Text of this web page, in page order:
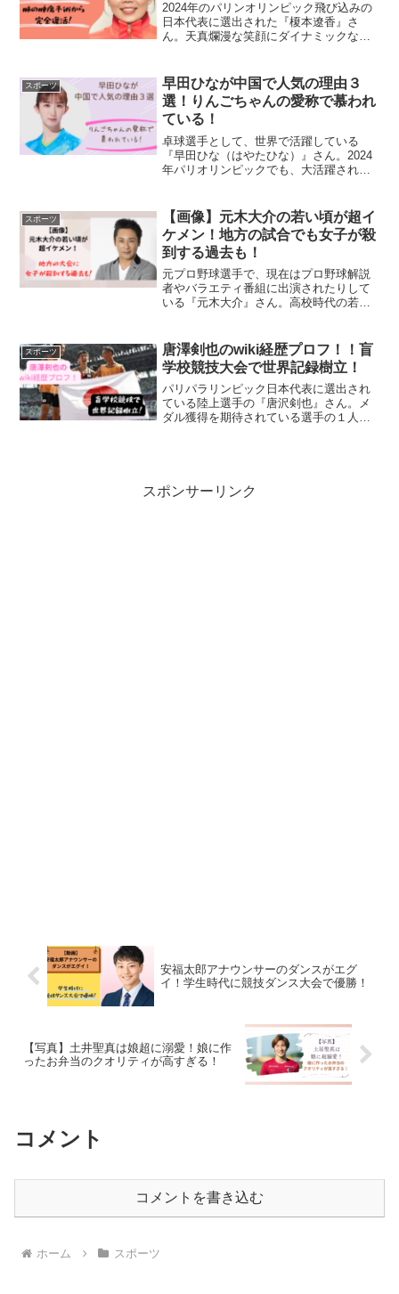
2024年のパリンオリンピック飛び込みの
日本代表に選出された『榎本遼香』さ
ん。天真爛漫な笑顔にダイナミックな演
した。榎本遼香の小学校は不明榎本遼香
さんの小学校の情報はあ...
スポーツ
早田ひなが中国で人気の理由３
選！りんごちゃんの愛称で慕われ
ている！
卓球選手として、世界で活躍している
『早田ひな（はやたひな）』さん。2024
年パリオリンピックでも、大活躍されて
人気の理由を調べてみました。早田ひな
が中国で人気の理由３選...
スポーツ
【画像】元木大介の若い頃が超イ
ケメン！地方の試合でも女子が殺
到する過去も！
元プロ野球選手で、現在はプロ野球解説
者やバラエティ番組に出演されたりして
いる『元木大介』さん。高校時代の若い
見ていきましょう。元木大介の高校時代
甲子園に出場された元木大...
スポーツ
唐澤剣也のwiki経歴プロフ！！盲
学校競技大会で世界記録樹立！
パリパラリンピック日本代表に選出され
ている陸上選手の『唐沢剣也』さん。メ
ダル獲得を期待されている選手の１人で
スポンサーリンク
安福太郎アナウンサーのダンスがエグ
イ！学生時代に競技ダンス大会で優勝！
【写真】土井聖真は娘超に溺愛！娘に作
ったお弁当のクオリティが高すぎる！
コメント
コメントを書き込む
ホーム スポーツ